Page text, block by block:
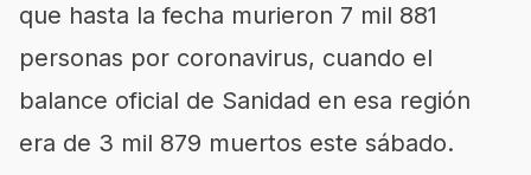
que hasta la fecha murieron 7 mil 881
personas por coronavirus, cuando el
balance oficial de Sanidad en esa región
era de 3 mil 879 muertos este sábado.